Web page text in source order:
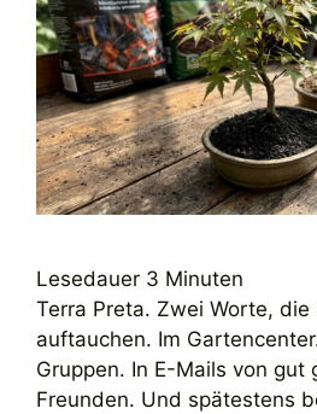
Lesedauer 3 Minuten
Terra Preta. Zwei Worte,
auftauchen. Im
Gruppen. In E-Mails von gut
Freunden. Und spätestens